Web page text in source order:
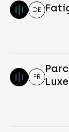
DE
FR